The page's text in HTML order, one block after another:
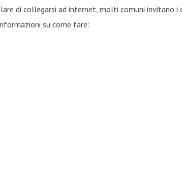
di collegarsi ad internet, molti comuni invitano i
su come fare: